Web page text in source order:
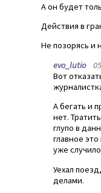
А он будет
Действия в
Не позорясь и
evo_lutio
Вот
А бегать и
нет.
глупо в
главное
уже
Уехал
делами.